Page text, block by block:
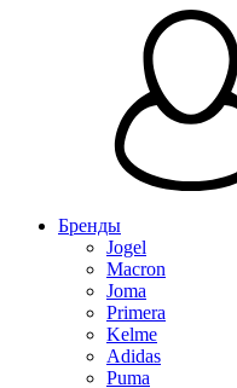
Бренды
Jogel
Macron
Joma
Primera
Kelme
Adidas
Puma